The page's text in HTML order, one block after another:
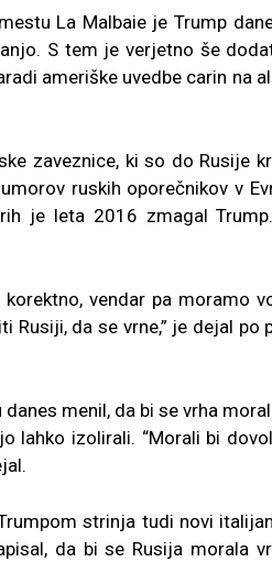
La Malbaie je Trump
S tem je verjetno še
ameriške uvedbe carin na
zaveznice, ki so do Rusije
ruskih oporečnikov v
je leta 2016 zmagal
vendar pa moramo
Rusiji, da se vrne,” je dejal po
menil, da bi se vrha
lahko izolirali. “Morali bi
strinja tudi novi
da bi se Rusija morala